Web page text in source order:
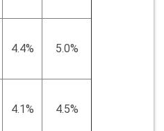
4.4% 5.0%
4.1% 4.5%